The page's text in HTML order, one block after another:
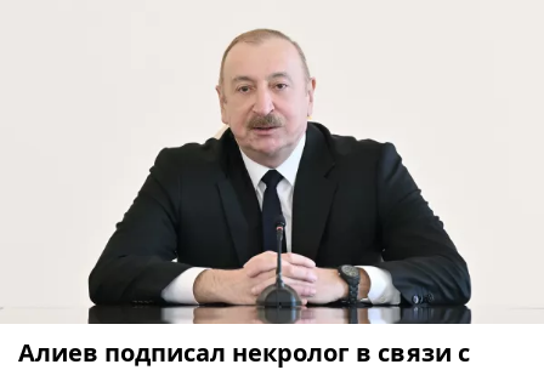
Алиев подписал некролог в связи с